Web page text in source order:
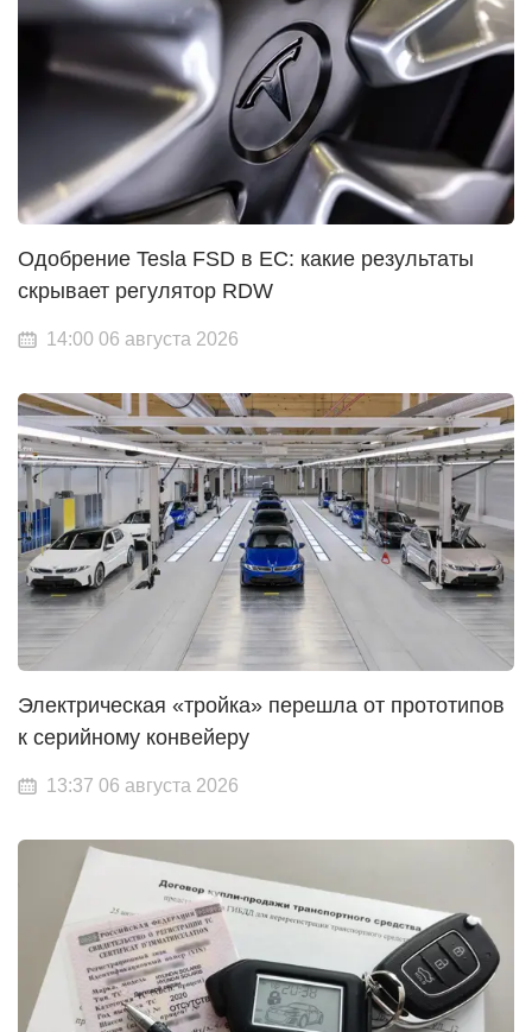
Одобрение Tesla FSD в ЕС: какие результаты
скрывает регулятор RDW
14:00 06 августа 2026
Электрическая «тройка» перешла от прототипов
к серийному конвейеру
13:37 06 августа 2026